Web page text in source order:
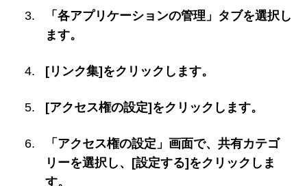
「各アプリケーションの管理」タブを選択し
ます。
[リンク集]をクリックします。
[アクセス権の設定]をクリックします。
「アクセス権の設定」画面で、共有カテゴ
リーを選択し、[設定する]をクリックしま
す。